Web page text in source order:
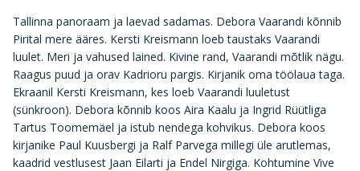
Tallinna panoraam ja laevad sadamas. Debora Vaarandi kõnnib
Pirital mere ääres. Kersti Kreismann loeb taustaks Vaarandi
luulet. Meri ja vahused lained. Kivine rand, Vaarandi mõtlik nägu.
Raagus puud ja orav Kadrioru pargis. Kirjanik oma töölaua taga.
Ekraanil Kersti Kreismann, kes loeb Vaarandi luuletust
(sünkroon). Debora kõnnib koos Aira Kaalu ja Ingrid Rüütliga
Tartus Toomemäel ja istub nendega kohvikus. Debora koos
kirjanike Paul Kuusbergi ja Ralf Parvega millegi üle arutlemas,
kaadrid vestlusest Jaan Eilarti ja Endel Nirgiga. Kohtumine Vive